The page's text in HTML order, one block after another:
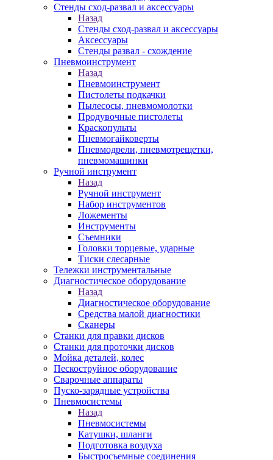
Стенды сход-развал и аксессуары
Назад
Стенды сход-развал и аксессуары
Аксессуары
Стенды развал - схождение
Пневмоинструмент
Назад
Пневмоинструмент
Пистолеты подкачки
Пылесосы, пневмомолотки
Продувочные пистолеты
Краскопульты
Пневмогайковерты
Пневмодрели, пневмотрещетки,
пневмомашинки
Ручной инструмент
Назад
Ручной инструмент
Набор инструментов
Ложементы
Инструменты
Съемники
Головки торцевые, ударные
Тиски слесарные
Тележки инструментальные
Диагностическое оборудование
Назад
Диагностическое оборудование
Средства малой диагностики
Сканеры
Станки для правки дисков
Станки для проточки дисков
Мойка деталей, колес
Пескоструйное оборудование
Сварочные аппараты
Пуско-зарядные устройства
Пневмосистемы
Назад
Пневмосистемы
Катушки, шланги
Подготовка воздуха
Быстросъемные соединения